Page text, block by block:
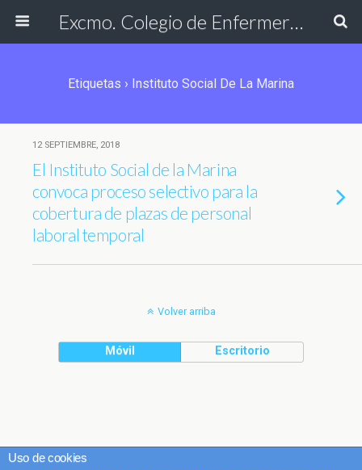
Excmo. Colegio de Enfermería de Cádiz
Etiquetas › Instituto Social De La Marina
12 SEPTIEMBRE, 2018
El Instituto Social de la Marina
convoca proceso selectivo para la
cobertura de plazas de personal
laboral temporal
Volver arriba
Móvil Escritorio
Uso de cookies